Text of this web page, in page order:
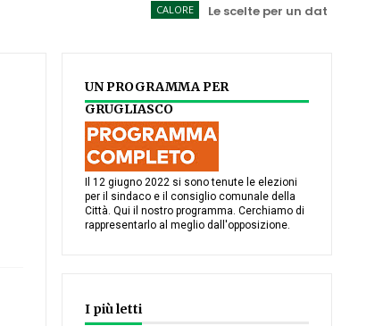
Le scelte per un data Center
UN PROGRAMMA PER
GRUGLIASCO
Il 12 giugno 2022 si sono tenute le elezioni
per il sindaco e il consiglio comunale della
Città. Qui il nostro programma. Cerchiamo di
rappresentarlo al meglio dall'opposizione.
I più letti